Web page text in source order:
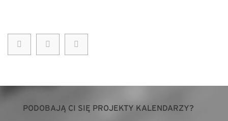
PODOBAJĄ CI SIĘ PROJEKTY KALENDARZY?